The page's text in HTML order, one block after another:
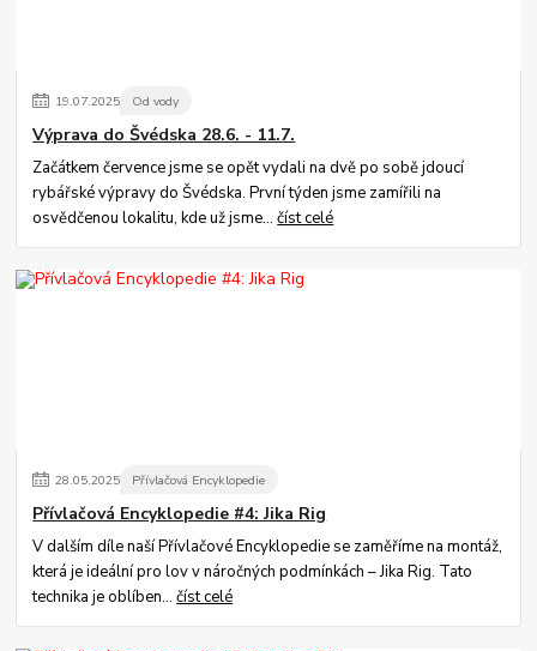
19.07.2025 Od vody
Výprava do Švédska 28.6. - 11.7.
Začátkem července jsme se opět vydali na dvě po sobě jdoucí
rybářské výpravy do Švédska. První týden jsme zamířili na
osvědčenou lokalitu, kde už jsme...číst celé
28.05.2025 Přívlačová Encyklopedie
Přívlačová Encyklopedie #4: Jika Rig
V dalším díle naší Přívlačové Encyklopedie se zaměříme na montáž,
která je ideální pro lov v náročných podmínkách – Jika Rig. Tato
technika je oblíben...číst celé